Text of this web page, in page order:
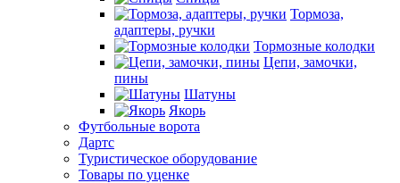
Тормоза,
адаптеры, ручки
Тормозные колодки
Цепи, замочки,
пины
Шатуны
Якорь
Футбольные ворота
Дартс
Туристическое оборудование
Товары по уценке